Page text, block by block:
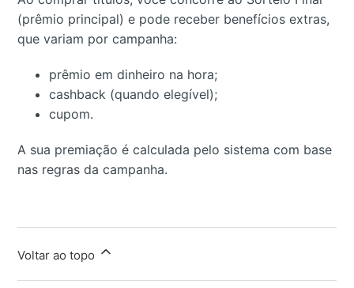
(prêmio principal) e pode receber benefícios extras,
que variam por campanha:
prêmio em dinheiro na hora;
cashback (quando elegível);
cupom.
A sua premiação é calculada pelo sistema com base
nas regras da campanha.
Voltar ao topo